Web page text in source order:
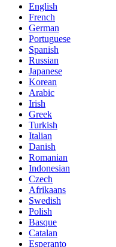
English
French
German
Portuguese
Spanish
Russian
Japanese
Korean
Arabic
Irish
Greek
Turkish
Italian
Danish
Romanian
Indonesian
Czech
Afrikaans
Swedish
Polish
Basque
Catalan
Esperanto